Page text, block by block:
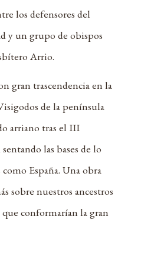
los defensores del
y un grupo de obispos
Arrio.
gran trascendencia en la
de la península
arriano tras el III
las bases de lo
España. Una obra
sobre nuestros ancestros
que conformarían la gran